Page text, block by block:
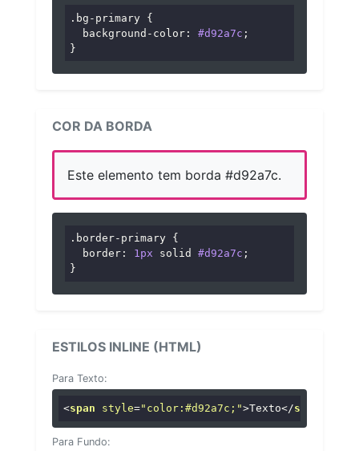
.bg-primary {
background-color : #d92a7c ;
}
COR DA BORDA
Este elemento tem borda #d92a7c.
.border-primary {
border : 1px solid #d92a7c ;
}
ESTILOS INLINE (HTML)
Para Texto:
<span style="color:#d92a7c;">Texto</span
Para Fundo: